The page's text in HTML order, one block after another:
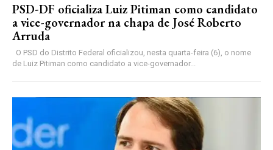
PSD-DF oficializa Luiz Pitiman como candidato
a vice-governador na chapa de José Roberto
Arruda
de Luiz Pitiman como candidato a vice-governador...